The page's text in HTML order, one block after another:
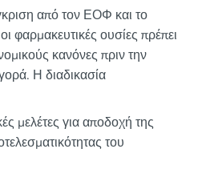
από τον ΕΟΦ και το
φαρμακευτικές ουσίες πρέπει
κανόνες πριν την
Η διαδικασία
μελέτες για αποδοχή της
του